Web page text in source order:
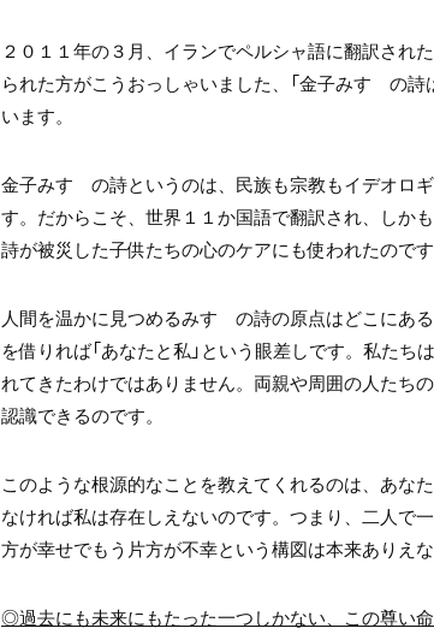
２０１１年の３月、イランでペルシャ語に翻訳され
られた方がこうおっしゃいました、「金子みすゞの
います。
金子みすゞの詩というのは、民族も宗教もイデオロ
す。だからこそ、世界１１か国語で翻訳され、しか
詩が被災した子供たちの心のケアにも使われたのです
人間を温かに見つめるみすゞの詩の原点はどこにあ
を借りれば「あなたと私」という眼差しです。私た
れてきたわけではありません。両親や周囲の人たち
認識できるのです。
このような根源的なことを教えてくれるのは、あな
なければ私は存在しえないのです。つまり、二人で
方が幸せでもう片方が不幸という構図は本来ありえな
◎過去にも未来にもたった一つしかない、この尊い